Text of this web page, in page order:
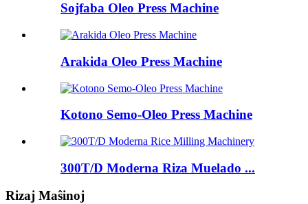
Sojfaba Oleo Press Machine
Arakida Oleo Press Machine
Kotono Semo-Oleo Press Machine
300T/D Moderna Riza Muelado ...
Rizaj Maŝinoj